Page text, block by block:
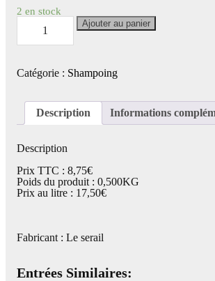
2 en stock
quantité
Le
Shampooing
Rose
Eglantine
ml
Ajouter au panier
Catégorie : Shampoing
Description Informations
Description
Prix TTC : 8,75€
Poids du produit : 0,500KG
Prix au litre : 17,50€
Fabricant : Le serail
Entrées Similaires: